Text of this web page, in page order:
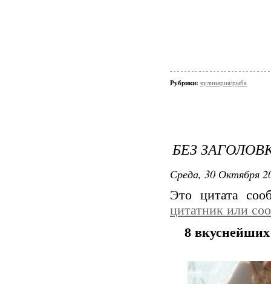
Рубрики: кулинария/рыба
БЕЗ
Среда, 30 Октября
Это цитата
цитатник или
8